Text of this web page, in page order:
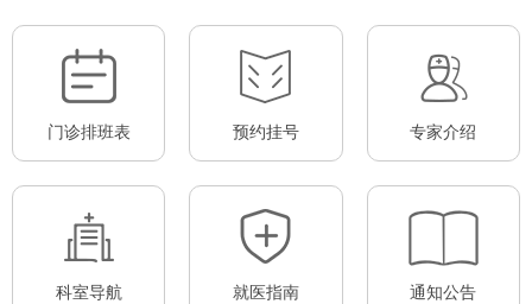
门诊排班表 预约挂号 专家介绍
科室导航 就医指南 通知公告